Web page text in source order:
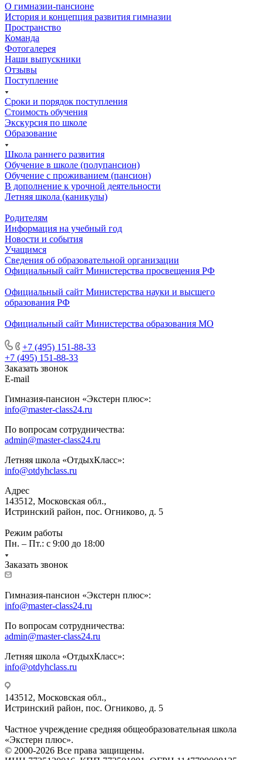
О гимназии-пансионе
История и концепция развития гимназии
Пространство
Команда
Фотогалерея
Наши выпускники
Отзывы
Поступление
Сроки и порядок поступления
Стоимость обучения
Экскурсия по школе
Образование
Школа раннего развития
Обучение в школе (полупансион)
Обучение с проживанием (пансион)
В дополнение к урочной деятельности
Летняя школа (каникулы)
Родителям
Информация на учебный год
Новости и события
Учащимся
Сведения об образовательной организации
Официальный сайт Министерства просвещения РФ
Официальный сайт Министерства науки и высшего
образования РФ
Официальный сайт Министерства образования МО
+7 (495) 151-88-33
+7 (495) 151-88-33
Заказать звонок
E-mail
Гимназия-пансион «Экстерн плюс»:
info@master-class24.ru
По вопросам сотрудничества:
admin@master-class24.ru
Летняя школа «ОтдыхКласс»:
info@otdyhclass.ru
Адрес
143512, Московская обл.,
Истринский район, пос. Огниково, д. 5
Режим работы
Пн. – Пт.: с 9:00 до 18:00
Заказать звонок
Гимназия-пансион «Экстерн плюс»:
info@master-class24.ru
По вопросам сотрудничества:
admin@master-class24.ru
Летняя школа «ОтдыхКласс»:
info@otdyhclass.ru
143512, Московская обл.,
Истринский район, пос. Огниково, д. 5
Частное учреждение средняя общеобразовательная школа
«Экстерн плюс».
© 2000-2026 Все права защищены.